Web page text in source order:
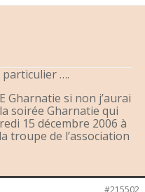
particulier ….
Gharnatie si non j’aurai
soirée Gharnatie qui
15 décembre 2006 à
troupe de l’association